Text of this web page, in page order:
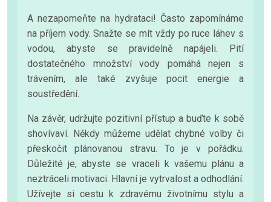
A nezapomeňte na hydrataci! Často zapomínáme
na příjem vody. Snažte se mít vždy po ruce láhev s
vodou, abyste se pravidelně napájeli. Pití
dostatečného množství vody pomáhá nejen s
trávením, ale také zvyšuje pocit energie a
soustředění.
Na závěr, udržujte pozitivní přístup a buďte k sobě
shovívaví. Někdy můžeme udělat chybné volby či
přeskočit plánovanou stravu. To je v pořádku.
Důležité je, abyste se vraceli k vašemu plánu a
neztráceli motivaci. Hlavní je vytrvalost a odhodlání.
Užívejte si cestu k zdravému životnímu stylu a